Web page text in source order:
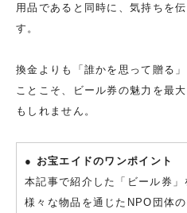
用品であると同時に、気持ちを
す。
換金よりも「誰かを思って贈る
ことこそ、ビール券の魅力を最
もしれません。
● お宝エイドのワンポイント
本記事で紹介した「ビール券
様々な物品を通じたNPO団体